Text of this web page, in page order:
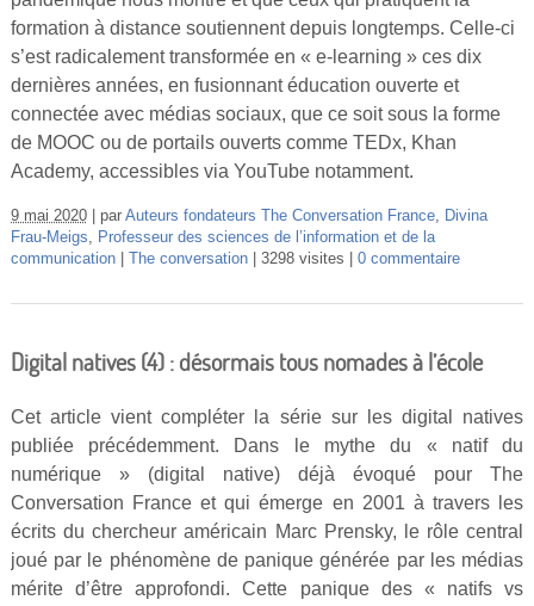
formation à distance soutiennent depuis longtemps. Celle-ci
s’est radicalement transformée en « e-learning » ces dix
dernières années, en fusionnant éducation ouverte et
connectée avec médias sociaux, que ce soit sous la forme
de MOOC ou de portails ouverts comme TEDx, Khan
Academy, accessibles via YouTube notamment.
9 mai 2020 par Auteurs fondateurs The Conversation France, Divina
Frau-Meigs, Professeur des sciences de l’information et de la
communication
The conversation 3298 visites 0 commentaire
Digital natives (4) : désormais tous nomades à l’école
Cet article vient compléter la série sur les digital natives
publiée précédemment. Dans le mythe du « natif du
numérique » (digital native) déjà évoqué pour The
Conversation France et qui émerge en 2001 à travers les
écrits du chercheur américain Marc Prensky, le rôle central
joué par le phénomène de panique générée par les médias
mérite d’être approfondi. Cette panique des « natifs vs